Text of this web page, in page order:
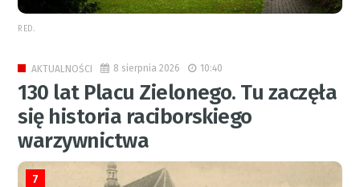
RED.
AKTUALNOŚCI 8 sierpnia 2026 10:40
130 lat Placu Zielonego. Tu zaczęła
się historia raciborskiego
warzywnictwa
7